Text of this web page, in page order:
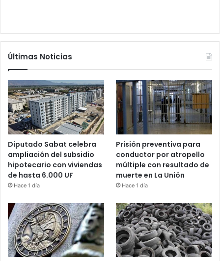
Últimas Noticias
Diputado Sabat celebra
ampliación del subsidio
hipotecario con viviendas
de hasta 6.000 UF
Hace 1 día
Prisión preventiva para
conductor por atropello
múltiple con resultado de
muerte en La Unión
Hace 1 día